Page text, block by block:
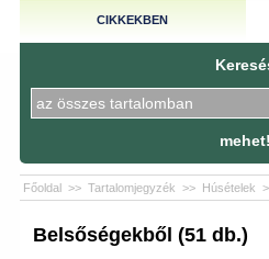
CIKKEKBEN
mehet!
Főoldal >> Tartalomjegyzék >> Húsételek
Belsőségekből (51 db.)